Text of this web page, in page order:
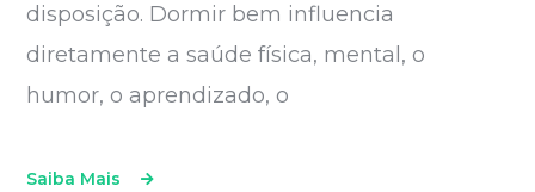
disposição. Dormir bem influencia
diretamente a saúde física, mental, o
humor, o aprendizado, o
Saiba Mais